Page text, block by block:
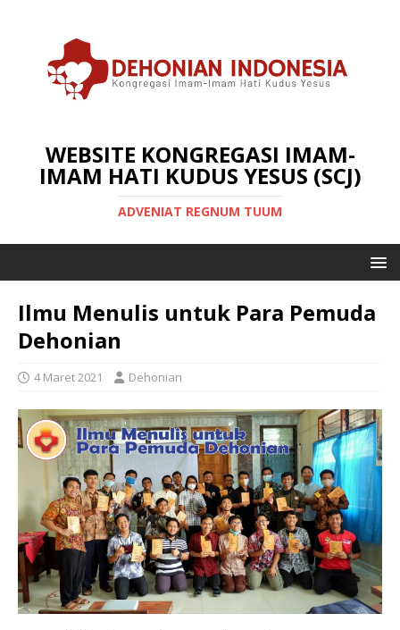
WEBSITE KONGREGASI IMAM-
IMAM HATI KUDUS YESUS (SCJ)
ADVENIAT REGNUM TUUM
Ilmu Menulis untuk Para Pemuda
Dehonian
4 Maret 2021 Dehonian